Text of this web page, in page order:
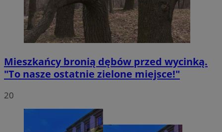
Mieszkańcy bronią dębów przed wycinką.
"To nasze ostatnie zielone miejsce!"
20